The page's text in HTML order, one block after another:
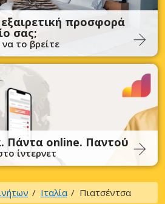
προσφορά
σας;
το βρείτε
Πάντα online. Παντού
ίντερνετ
Ιταλία Πιατσέντσα